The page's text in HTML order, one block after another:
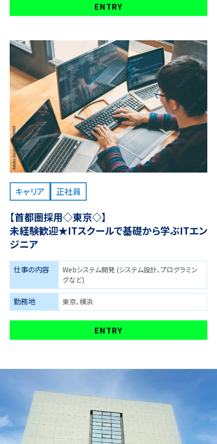
ENTRY
キャリア 正社員
【首都圏採用◇東京◇】
未経験歓迎★ITスクールで基礎から学ぶITエン
ジニア
仕事の内容
Webシステム開発 (システム設計、プログラミン
グなど)
勤務地 東京、横浜
ENTRY